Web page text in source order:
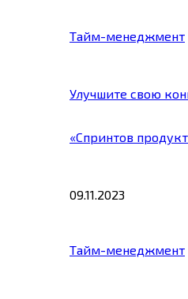
Тайм-менеджмент
Улучшите свою
«Спринтов
09.11.2023
Тайм-менеджмент